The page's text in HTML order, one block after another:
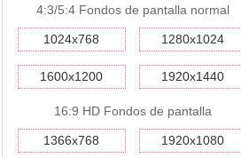
4:3/5:4 Fondos de pantalla normal
1024x768 1280x1024
1600x1200 1920x1440
16:9 HD Fondos de pantalla
1366x768 1920x1080